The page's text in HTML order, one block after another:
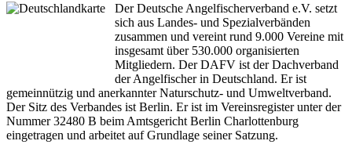
Der Deutsche Angelfischerverband e.V. setzt
sich aus Landes- und Spezialverbänden
zusammen und vereint rund 9.000 Vereine mit
insgesamt über 530.000 organisierten
Mitgliedern. Der DAFV ist der Dachverband
der Angelfischer in Deutschland. Er ist
gemeinnützig und anerkannter Naturschutz- und Umweltverband.
Der Sitz des Verbandes ist Berlin. Er ist im Vereinsregister unter der
Nummer 32480 B beim Amtsgericht Berlin Charlottenburg
eingetragen und arbeitet auf Grundlage seiner Satzung.